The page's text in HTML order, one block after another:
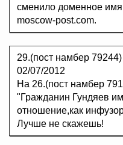
сменило доменное
moscow-post.com.
29.(пост намбер 79244)
02/07/2012
На 26.(пост намбер
"Гражданин Гундяев
отношение,как
Лучше не скажешь!